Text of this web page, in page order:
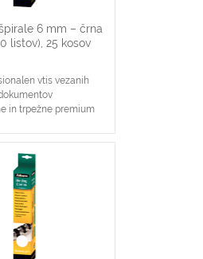
6 mm – črna
listov), 25 kosov
vtis vezanih
in trpežne premium
ekonomičen in
vezave dokumentov
primerne za vezavo 2-
dokumentov
katerikoli aparat za
na 21 lukenj, ki veže
do 20 listov